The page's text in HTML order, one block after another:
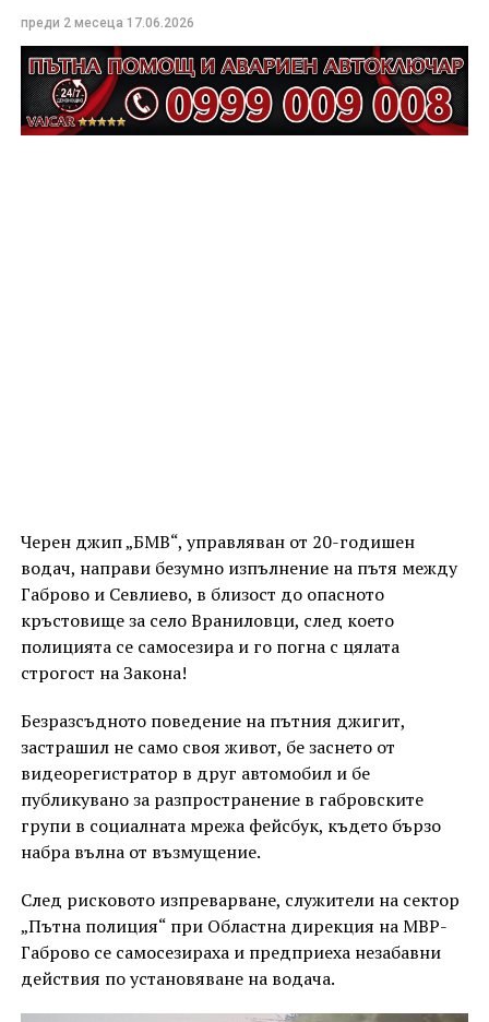
преди 2 месеца 17.06.2026
Черен джип „БМВ“, управляван от 20-годишен
водач, направи безумно изпълнение на пътя между
Габрово и Севлиево, в близост до опасното
кръстовище за село Враниловци, след което
полицията се самосезира и го погна с цялата
строгост на Закона!
Безразсъдното поведение на пътния джигит,
застрашил не само своя живот, бе заснето от
видеорегистратор в друг автомобил и бе
публикувано за разпространение в габровските
групи в социалната мрежа фейсбук, където бързо
набра вълна от възмущение.
След рисковото изпреварване, служители на сектор
„Пътна полиция“ при Областна дирекция на МВР-
Габрово се самосезираха и предприеха незабавни
действия по установяване на водача.